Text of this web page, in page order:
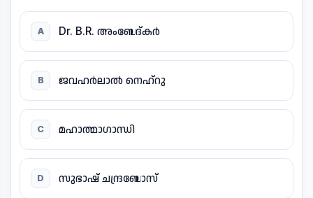
A Dr. B.R. അംബേദ്കർ
B ജവഹർലാൽ നെഹ്റു
C മഹാത്മാഗാന്ധി
D സുഭാഷ് ചന്ദ്രബോസ്